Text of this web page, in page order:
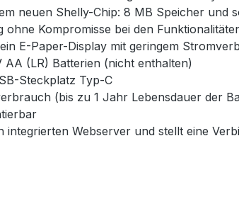
neuen Shelly-Chip: 8 MB Speicher und
Kompromisse bei den
E-Paper-Display mit geringem
AA (LR) Batterien (nicht enthalten)
Steckplatz Typ-C
(bis zu 1 Jahr Lebensdauer der
integrierten Webserver und stellt eine